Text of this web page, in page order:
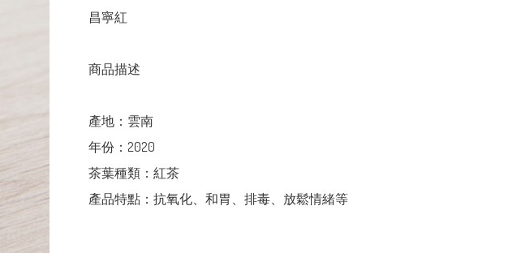
昌寧紅
商品描述
產地：雲南
年份：2020
茶葉種類：紅茶
產品特點：抗氧化、和胃、排毒、放鬆情緒等